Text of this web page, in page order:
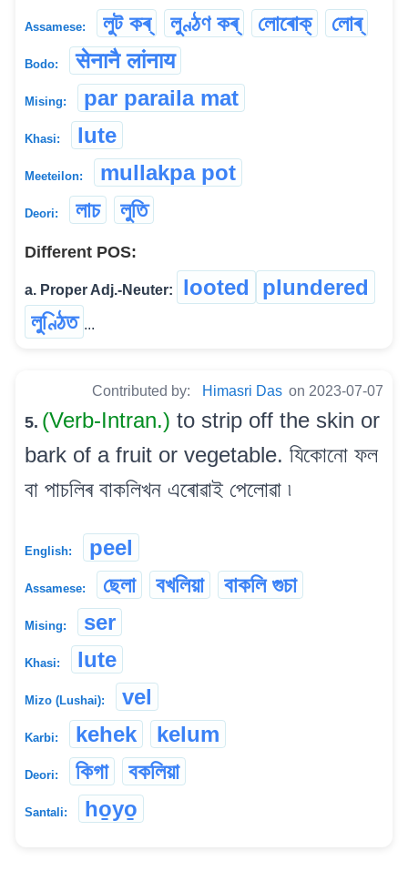
Assamese: লুট কৰ্ লুণ্ঠণ কৰ্ লোৰোক্ লোৰ্
Bodo: सेनानै लांनाय
Mising: par paraila mat
Khasi: lute
Meeteilon: mullakpa pot
Deori: লাচ লুতি
Different POS:
a. Proper Adj.-Neuter: looted
plundered
লুণ্ঠিত ...
Contributed by: Himasri Das on 2023-07-07
5. (Verb-Intran.) to strip off the skin or
bark of a fruit or vegetable. যিকোনো ফল
বা পাচলিৰ বাকলিখন এৰোৱাই পেলোৱা ৷
English: peel
Assamese: ছেলা বখলিয়া বাকলি গুচা
Mising: ser
Khasi: lute
Mizo (Lushai): vel
Karbi: kehek kelum
Deori: কিগা বকলিয়া
Santali: ho̱yo̱